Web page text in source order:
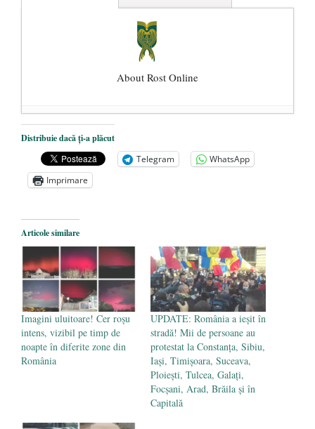
About Rost Online
Dezvăluiri cutremurătoare despre
președintele Ucrainei, Volodymyr
Zelensky
- 13 mai 2026
Statul care servește Națiunea
Legea Vexler produce efecte. Bustul
poetului Octavian Goga, înlăturat din Iași
- 16 aprilie 2026
Distribuie dacă ți-a plăcut
Telegram
WhatsApp
Imprimare
Articole similare
Imagini uluitoare! Cer roșu
intens, vizibil pe timp de
noapte în diferite zone din
România
UPDATE: România a ieșit în
stradă! Mii de persoane au
protestat la Constanța, Sibiu,
Iași, Timișoara, Suceava,
Ploiești, Tulcea, Galați,
Focșani, Arad, Brăila și în
Capitală